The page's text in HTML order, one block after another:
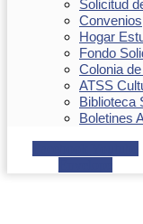
Solicitud
Convenios
Hogar
Fondo
Colonia
ATSS
Biblioteca
Boletines